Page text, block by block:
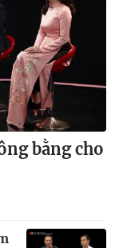
bằng cho